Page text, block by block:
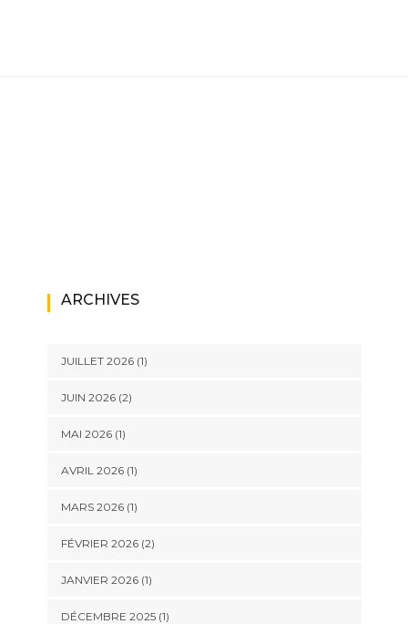
ARCHIVES
JUILLET 2026(1)
JUIN 2026(2)
MAI 2026(1)
AVRIL 2026(1)
MARS 2026(1)
FÉVRIER 2026(2)
JANVIER 2026(1)
DÉCEMBRE 2025(1)